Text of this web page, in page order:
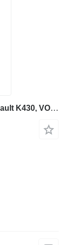
CIFA K33, 165m3/h, 33m +4m hose, Renault K430, VOLVO engine, 32 36